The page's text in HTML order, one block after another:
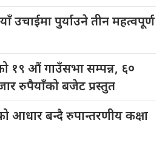
उचाईमा पुर्याउने तीन महत्वपूर्ण
१९ औं गाउँसभा सम्पन्न, ६०
रुपैयाँको बजेट प्रस्तुत
आधार बन्दै रुपान्तरणीय कक्षा